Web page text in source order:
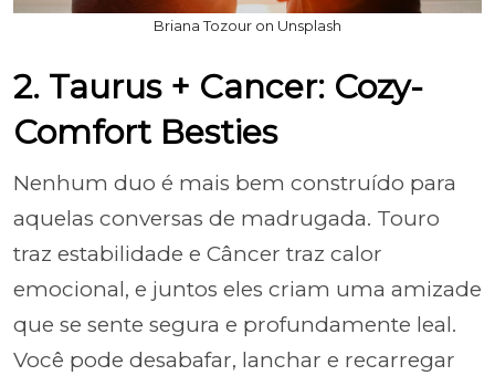
Briana Tozour on Unsplash
2. Taurus + Cancer: Cozy-
Comfort Besties
Nenhum duo é mais bem construído para
aquelas conversas de madrugada. Touro
traz estabilidade e Câncer traz calor
emocional, e juntos eles criam uma amizade
que se sente segura e profundamente leal.
Você pode desabafar, lanchar e recarregar